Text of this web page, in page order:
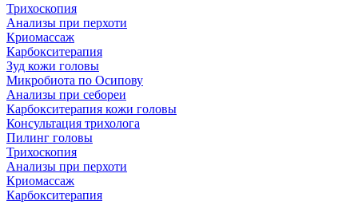
Трихоскопия
Анализы при перхоти
Криомассаж
Карбокситерапия
Зуд кожи головы
Микробиота по Осипову
Анализы при себореи
Карбокситерапия кожи головы
Консультация трихолога
Пилинг головы
Трихоскопия
Анализы при перхоти
Криомассаж
Карбокситерапия